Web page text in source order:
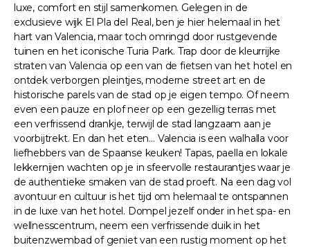
luxe, comfort en stijl samenkomen. Gelegen in de
exclusieve wijk El Pla del Real, ben je hier helemaal in het
hart van Valencia, maar toch omringd door rustgevende
tuinen en het iconische Turia Park. Trap door de kleurrijke
straten van Valencia op een van de fietsen van het hotel en
ontdek verborgen pleintjes, moderne street art en de
historische parels van de stad op je eigen tempo. Of neem
even een pauze en plof neer op een gezellig terras met
een verfrissend drankje, terwijl de stad langzaam aan je
voorbijtrekt. En dan het eten… Valencia is een walhalla voor
liefhebbers van de Spaanse keuken! Tapas, paella en lokale
lekkernijen wachten op je in sfeervolle restaurantjes waar je
de authentieke smaken van de stad proeft. Na een dag vol
avontuur en cultuur is het tijd om helemaal te ontspannen
in de luxe van het hotel. Dompel jezelf onder in het spa- en
wellnesscentrum, neem een verfrissende duik in het
buitenzwembad of geniet van een rustig moment op het